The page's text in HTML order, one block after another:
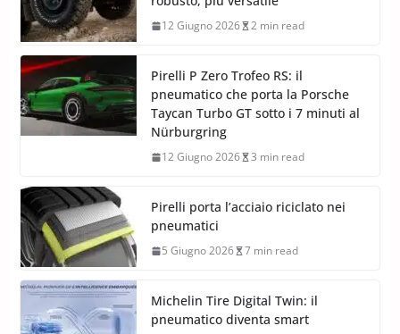
12 Giugno 2026 2 min read
Pirelli P Zero Trofeo RS: il
pneumatico che porta la Porsche
Taycan Turbo GT sotto i 7 minuti al
Nürburgring
12 Giugno 2026 3 min read
Pirelli porta l’acciaio riciclato nei
pneumatici
5 Giugno 2026 7 min read
Michelin Tire Digital Twin: il
pneumatico diventa smart